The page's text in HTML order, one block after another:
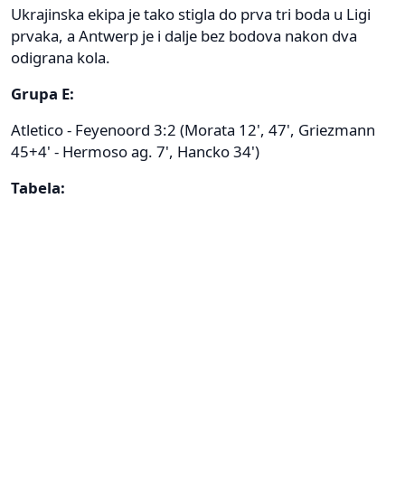
Ukrajinska ekipa je tako stigla do prva tri boda u Ligi
prvaka, a Antwerp je i dalje bez bodova nakon dva
odigrana kola.
Grupa E:
Atletico - Feyenoord 3:2 (Morata 12', 47', Griezmann
45+4' - Hermoso ag. 7', Hancko 34')
Tabela: